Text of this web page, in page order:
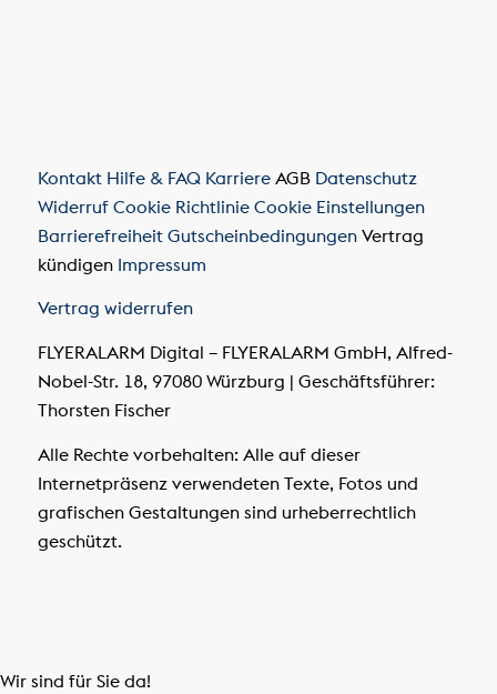
Kontakt Hilfe & FAQ Karriere AGB Datenschutz
Widerruf Cookie Richtlinie Cookie Einstellungen
Barrierefreiheit Gutscheinbedingungen Vertrag
kündigen Impressum
Vertrag widerrufen
FLYERALARM Digital – FLYERALARM GmbH, Alfred-
Nobel-Str. 18, 97080 Würzburg | Geschäftsführer:
Thorsten Fischer
Alle Rechte vorbehalten: Alle auf dieser
Internetpräsenz verwendeten Texte, Fotos und
grafischen Gestaltungen sind urheberrechtlich
geschützt.
Wir sind für Sie da!